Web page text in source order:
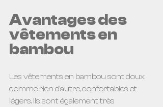
Avantages des
vêtements en
bambou
Les vêtements en bambou sont doux
comme rien d’autre, confortables et
légers. Ils sont également très